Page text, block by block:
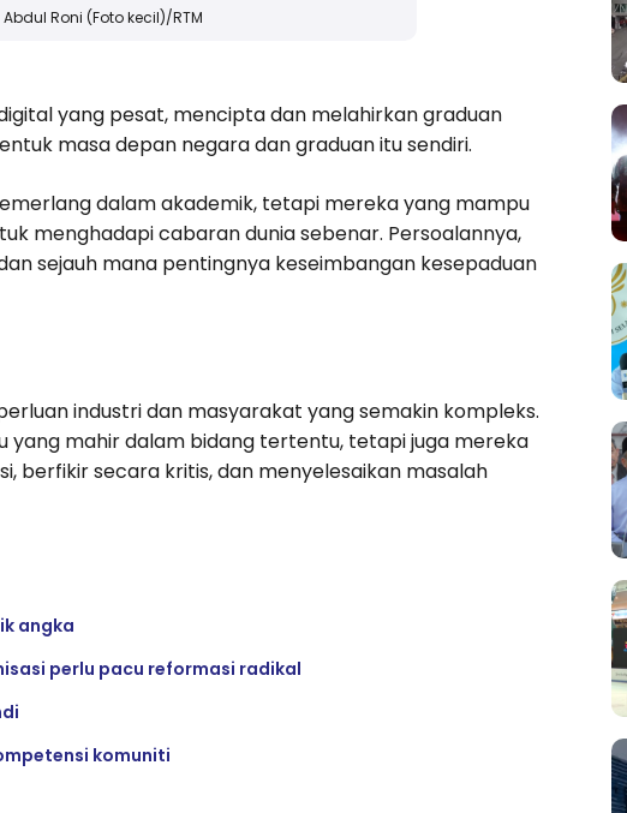
Abdul Roni (Foto kecil)/RTM
yang pesat, mencipta dan melahirkan graduan
masa depan negara dan graduan itu sendiri.
dalam akademik, tetapi mereka yang mampu
menghadapi cabaran dunia sebenar. Persoalannya,
sejauh mana pentingnya keseimbangan kesepaduan
industri dan masyarakat yang semakin kompleks.
yang mahir dalam bidang tertentu, tetapi juga mereka
berfikir secara kritis, dan menyelesaikan masalah
angka
perlu pacu reformasi radikal
komuniti